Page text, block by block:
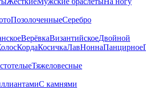
ПозолоченныеСеребро
ВерёвкаВизантийскоеДвойной
КордаКосичкаЛавНоннаПанцирное
Тяжеловесные
С камнями